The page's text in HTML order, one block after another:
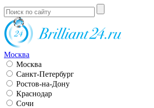
Москва
Москва
Санкт-Петербург
Ростов-на-Дону
Краснодар
Сочи